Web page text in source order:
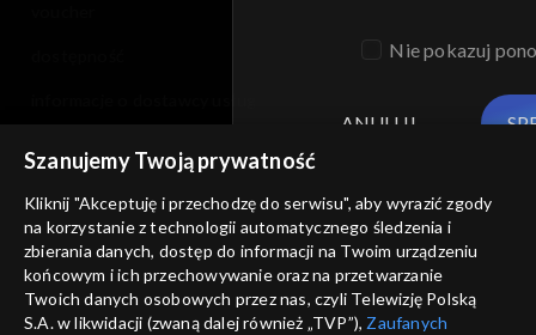
Nie pokazuj
ANULUJ
Szanujemy Twoją prywatność
Kliknij "Akceptuję i przechodzę do serwisu", aby wyrazić zgody
na korzystanie z technologii automatycznego śledzenia i
zbierania danych, dostęp do informacji na Twoim urządzeniu
końcowym i ich przechowywanie oraz na przetwarzanie
Twoich danych osobowych przez nas, czyli Telewizję Polską
S.A. w likwidacji (zwaną dalej również „TVP”), Zaufanych